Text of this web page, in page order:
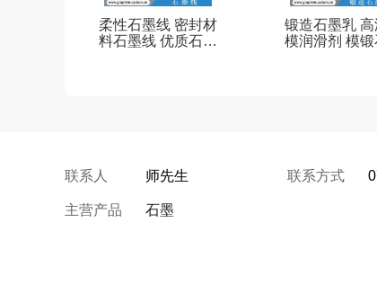
柔性石墨线 密封材
料石墨线 优质石墨
锻造石墨乳 高
模润滑剂 模锻
联系人 师先生 联系方式
主营产品 石墨